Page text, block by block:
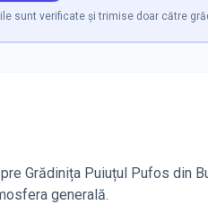
sunt verificate și trimise doar către
Grădinița Puiuțul Pufos din
generală.